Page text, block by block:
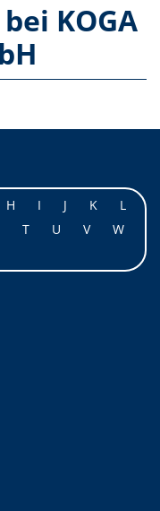
KOGA
H I J K
L
T U V
W